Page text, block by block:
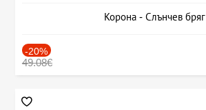
Корона - Слънчев бряг
-20%
49.08€